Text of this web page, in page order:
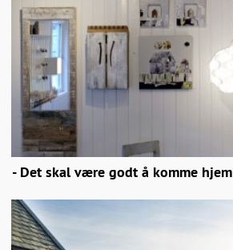
- Det skal være godt å komme hjem